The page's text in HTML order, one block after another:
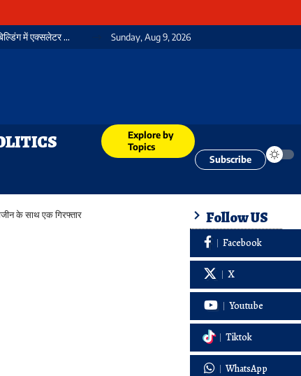
रेलकर्मी सम्मानित Sunday, Aug 9, 2026
Explore by
Topics
Subscribe
के साथ एक गिरफ्तार Follow US
Facebook
X
Youtube
Tiktok
WhatsApp